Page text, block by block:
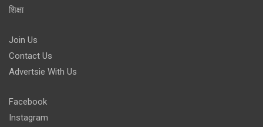
शिक्षा
Join Us
Contact Us
Advertsie With Us
Facebook
Instagram